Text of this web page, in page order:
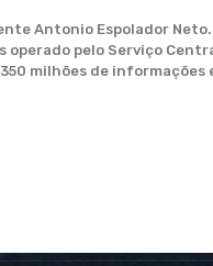
Antonio Espolador
pelo Serviço
milhões de